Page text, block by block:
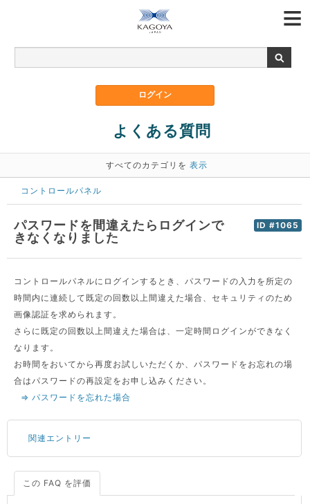
よくある質問
すべてのカテゴリを 表示
コントロールパネル
ID #1065
パスワードを間違えたらログインで
きなくなりました
コントロールパネルにログインするとき、パスワードの入力を所定の
時間内に連続して既定の回数以上間違えた場合、セキュリティのため
画像認証を求められます。
さらに既定の回数以上間違えた場合は、一定時間ログインができなく
なります。
お時間をおいてから再度お試しいただくか、パスワードをお忘れの場
合はパスワードの再設定をお申し込みください。
⇒ パスワードを忘れた場合
関連エントリー
サーバーが重いので調査してほしい
この FAQ を評価